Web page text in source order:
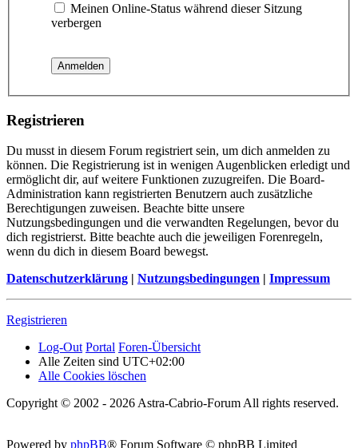
Meinen Online-Status während dieser Sitzung
verbergen
Registrieren
Du musst in diesem Forum registriert sein, um dich anmelden zu
können. Die Registrierung ist in wenigen Augenblicken erledigt und
ermöglicht dir, auf weitere Funktionen zuzugreifen. Die Board-
Administration kann registrierten Benutzern auch zusätzliche
Berechtigungen zuweisen. Beachte bitte unsere
Nutzungsbedingungen und die verwandten Regelungen, bevor du
dich registrierst. Bitte beachte auch die jeweiligen Forenregeln,
wenn du dich in diesem Board bewegst.
Datenschutzerklärung | Nutzungsbedingungen | Impressum
Registrieren
Log-Out Portal Foren-Übersicht
Alle Zeiten sind UTC+02:00
Alle Cookies löschen
Copyright © 2002 - 2026 Astra-Cabrio-Forum All rights reserved.
Powered by phpBB® Forum Software © phpBB Limited